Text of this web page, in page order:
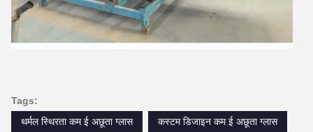
Tags:
थर्मल स्थिरता कम ई अछूता ग्लास
कस्टम डिजाइन कम ई अछूता ग्लास